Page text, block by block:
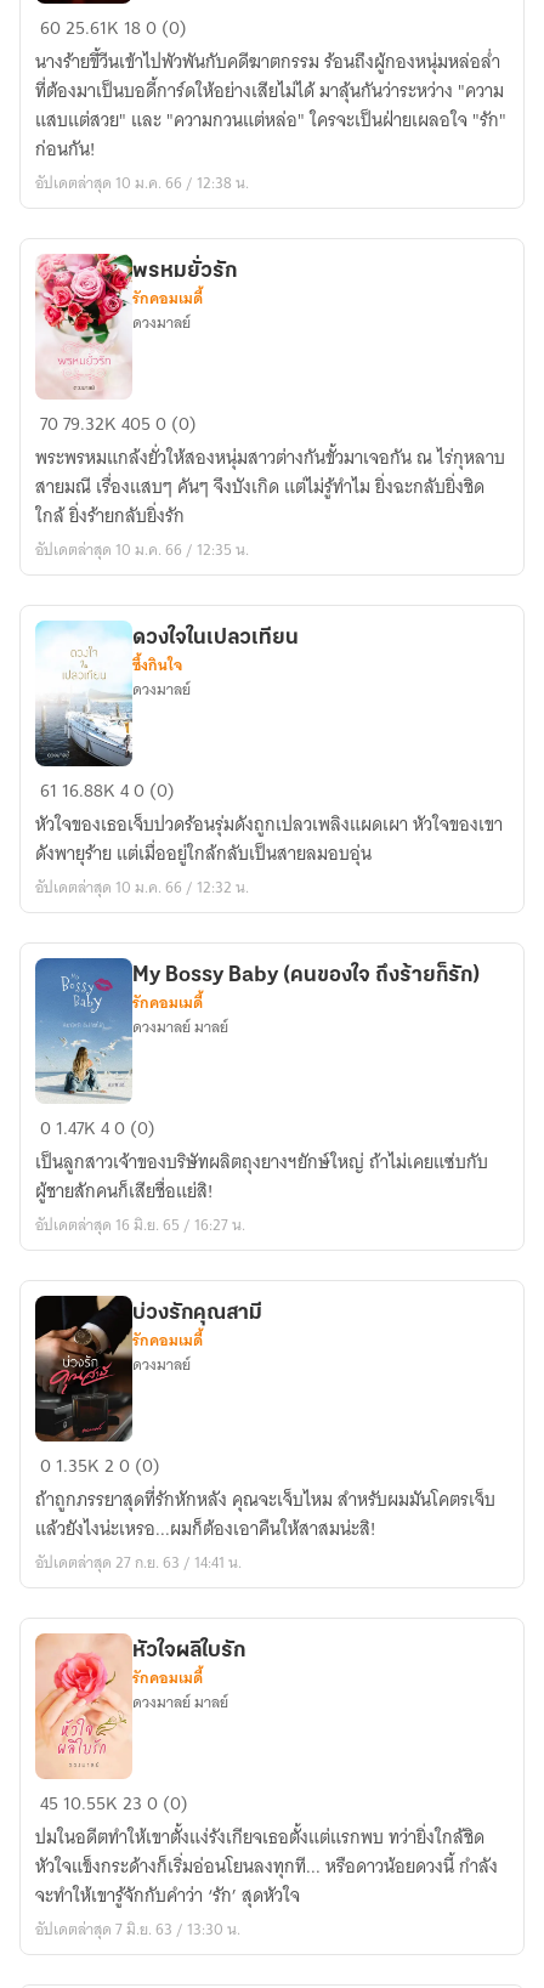
นาง
ร้าย
ที่รัก.
6025.61K 180 (0)
นางร้ายขี้วีนเข้าไปพัวพันกับคดีฆาตกรรม ร้อนถึงผู้กองหนุ่มหล่อล่ำ
ที่ต้องมาเป็นบอดี้การ์ดให้อย่างเสียไม่ได้ มาลุ้นกันว่าระหว่าง "ความ
แสบแต่สวย" และ "ความกวนแต่หล่อ" ใครจะเป็นฝ่ายเผลอใจ "รัก"
ก่อนกัน!
อัปเดตล่าสุด 10 ม.ค. 66 / 12:38 น.
พรหม
รัก
พรหมยั่วรัก
รักคอมเมดี้
ดวงมาลย์
7079.32K4050 (0)
พระพรหมแกล้งยั่วให้สองหนุ่มสาวต่างกันขั้วมาเจอกัน ณ ไร่กุหลาบ
สายมณี เรื่องแสบๆ คันๆ จึงบังเกิด แต่ไม่รู้ทำไม ยิ่งฉะกลับยิ่งชิด
ใกล้ ยิ่งร้ายกลับยิ่งรัก
อัปเดตล่าสุด 10 ม.ค. 66 / 12:35 น.
ดวงใจ
ใน
เปลว
เทียน
ดวงใจในเปลวเทียน
ซึ้งกินใจ
ดวงมาลย์
61 16.88K40 (0)
หัวใจของเธอเจ็บปวดร้อนรุ่มดังถูกเปลวเพลิงแผดเผา หัวใจของเขา
ดังพายุร้าย แต่เมื่ออยู่ใกล้กลับเป็นสายลมอบอุ่น
อัปเดตล่าสุด 10 ม.ค. 66 / 12:32 น.
My
Bossy
Baby
(คน
ของ
ถึง
ร้าย
ก็
รัก)
My Bossy Baby (คนของใจ ถึงร้ายก็รัก)
รักคอมเมดี้
ดวงมาลย์ มาลย์
01.47K40 (0)
เป็นลูกสาวเจ้าของบริษัทผลิตถุงยางฯยักษ์ใหญ่ ถ้าไม่เคยแซ่บกับ
ผู้ชายสักคนก็เสียชื่อแย่สิ!
อัปเดตล่าสุด 16 มิ.ย. 65 / 16:27 น.
บ่วง
รัก
คุณ
สามี
บ่วงรักคุณสามี
รักคอมเมดี้
ดวงมาลย์
01.35K20 (0)
ถ้าถูกภรรยาสุดที่รักหักหลัง คุณจะเจ็บไหม สำหรับผมมันโคตรเจ็บ
แล้วยังไงน่ะเหรอ...ผมก็ต้องเอาคืนให้สาสมน่ะสิ!
อัปเดตล่าสุด 27 ก.ย. 63 / 14:41 น.
หัวใจ
ผลิ
ใบ
รัก
หัวใจผลิใบรัก
รักคอมเมดี้
ดวงมาลย์ มาลย์
45 10.55K230 (0)
ปมในอดีตทำให้เขาตั้งแง่รังเกียจเธอตั้งแต่แรกพบ ทว่ายิ่งใกล้ชิด
หัวใจแข็งกระด้างก็เริ่มอ่อนโยนลงทุกที... หรือดาวน้อยดวงนี้ กำลัง
จะทำให้เขารู้จักกับคำว่า ‘รัก’ สุดหัวใจ
อัปเดตล่าสุด 7 มิ.ย. 63 / 13:30 น.